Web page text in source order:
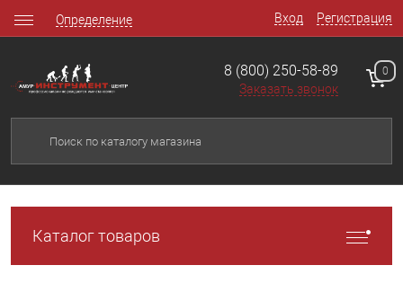
Вход Регистрация
Определение
8 (800) 250-58-89
Заказать звонок
0
Каталог товаров